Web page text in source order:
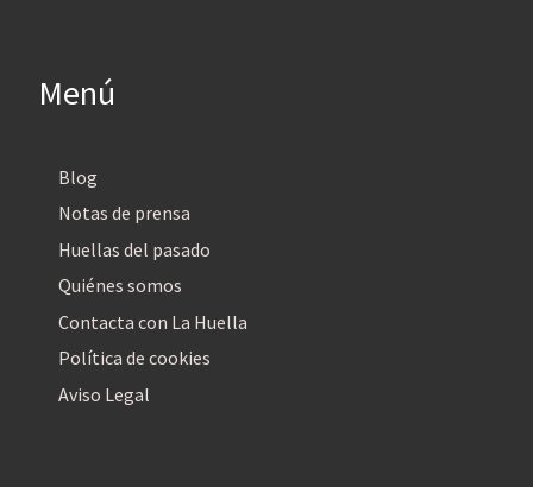
Menú
Blog
Notas de prensa
Huellas del pasado
Quiénes somos
Contacta con La Huella
Política de cookies
Aviso Legal